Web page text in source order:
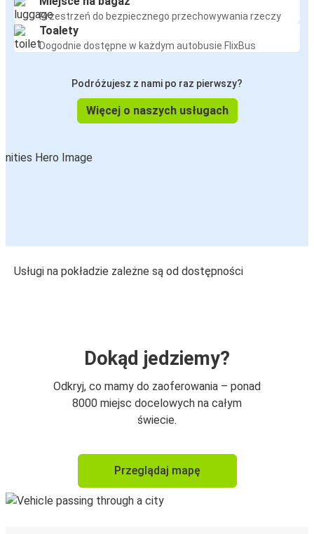
Przestrzeń do bezpiecznego przechowywania rzeczy
Toalety
Dogodnie dostępne w każdym autobusie FlixBus
Podróżujesz z nami po raz pierwszy?
Więcej o naszych usługach
Usługi na pokładzie zależne są od dostępności
Dokąd jedziemy?
Odkryj, co mamy do zaoferowania – ponad
8000 miejsc docelowych na całym
świecie.
Przeglądaj mapę